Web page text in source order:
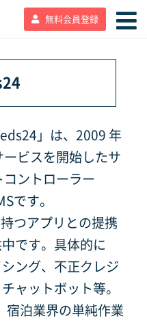
無料会員登録
」は、2009 年
ービスを開始したサ
コントローラー
です。
つアプリとの提携
です。具体的に
ング、不正クレジ
ャットボット等。
宿泊業界の単純作業